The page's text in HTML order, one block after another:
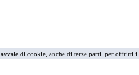
di cookie, anche di terze parti, per